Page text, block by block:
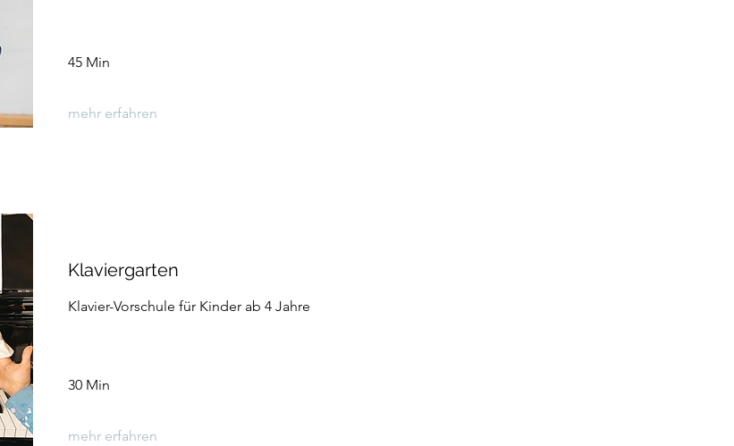
45 Min
mehr erfahren
Klaviergarten
Klavier-Vorschule für Kinder ab 4 Jahre
30 Min
mehr erfahren